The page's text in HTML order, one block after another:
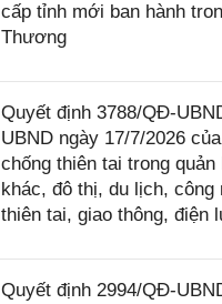
cấp tỉnh mới ban hành
Thương
Quyết định 3788/QĐ-
UBND ngày 17/7/2026
chống thiên tai trong
khác, đô thị, du lịch,
thiên tai, giao thông, điện
Quyết định 2994/QĐ-